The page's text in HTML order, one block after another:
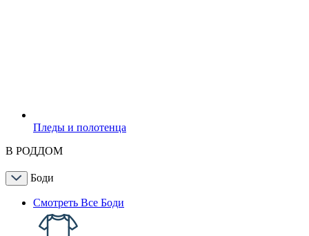
Пледы и полотенца
В РОДДОМ
Боди
Смотреть Все Боди